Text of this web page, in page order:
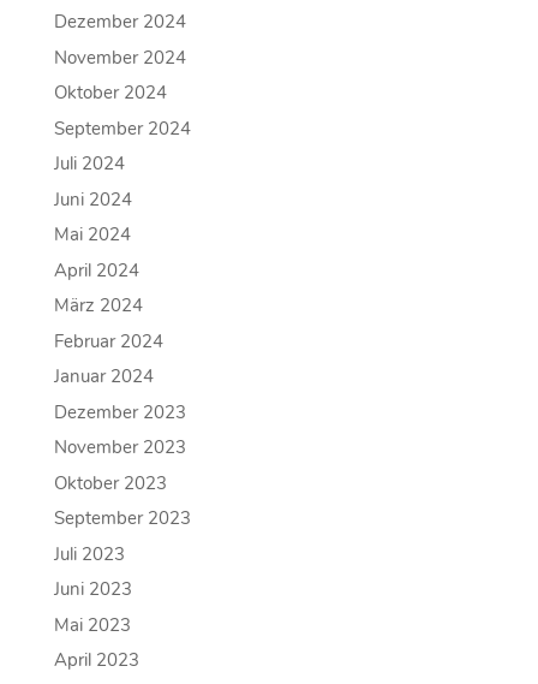
Dezember 2024
November 2024
Oktober 2024
September 2024
Juli 2024
Juni 2024
Mai 2024
April 2024
März 2024
Februar 2024
Januar 2024
Dezember 2023
November 2023
Oktober 2023
September 2023
Juli 2023
Juni 2023
Mai 2023
April 2023